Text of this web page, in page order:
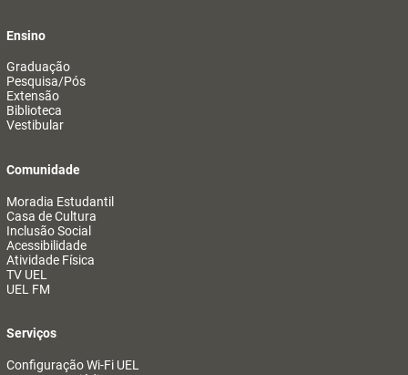
Ensino
Graduação
Pesquisa/Pós
Extensão
Biblioteca
Vestibular
Comunidade
Moradia Estudantil
Casa de Cultura
Inclusão Social
Acessibilidade
Atividade Física
TV UEL
UEL FM
Serviços
Configuração Wi-Fi UEL